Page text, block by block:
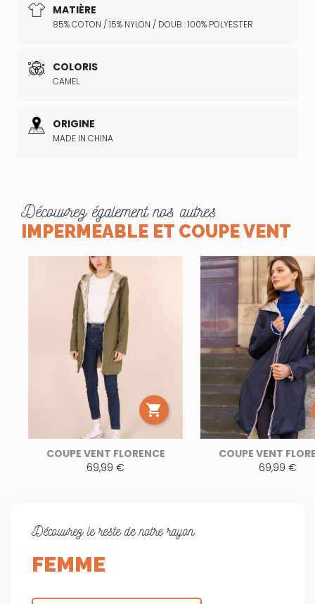
MATIÈRE
85% COTON / 15% NYLON / DOUB : 100% POLYESTER
COLORIS
CAMEL
ORIGINE
MADE IN CHINA
Découvrez également nos autres
IMPERMEABLE ET COUPE VENT

COUPE VENT FLORENCE
69,99 €
COUPE VENT
69,99 €
Découvrez le reste de notre rayon
FEMME